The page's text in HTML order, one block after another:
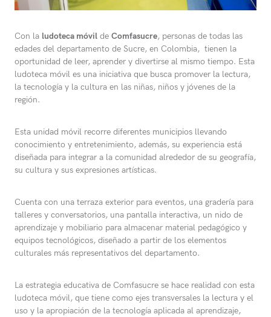
Con la ludoteca móvil de Comfasucre, personas de todas las
edades del departamento de Sucre, en Colombia, tienen la
oportunidad de leer, aprender y divertirse al mismo tiempo. Esta
ludoteca móvil es una iniciativa que busca promover la lectura,
la tecnología y la cultura en las niñas, niños y jóvenes de la
región.
Esta unidad móvil recorre diferentes municipios llevando
conocimiento y entretenimiento, además, su experiencia está
diseñada para integrar a la comunidad alrededor de su geografía,
su cultura y sus expresiones artísticas.
Cuenta con una terraza exterior para eventos, una gradería para
talleres y conversatorios, una pantalla interactiva, un nido de
aprendizaje y mobiliario para almacenar material pedagógico y
equipos tecnológicos, diseñado a partir de los elementos
culturales más representativos del departamento.
La estrategia educativa de Comfasucre se hace realidad con esta
ludoteca móvil, que tiene como ejes transversales la lectura y el
uso y la apropiación de la tecnología aplicada al aprendizaje,